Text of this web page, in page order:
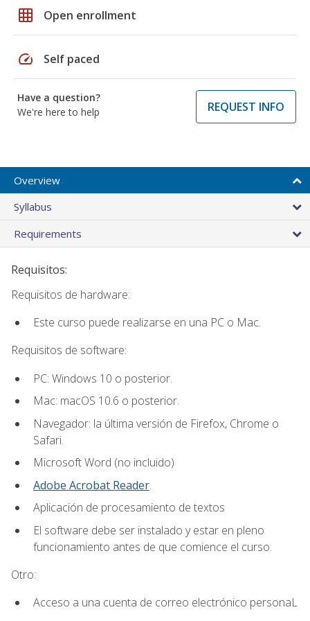
grid_on Open enrollment
speed Self paced
Have a question?
We're here to help
REQUEST INFO
Overview
Syllabus
Requirements
Requisitos:
Requisitos de hardware:
Este curso puede realizarse en una PC o Mac.
Requisitos de software:
PC: Windows 10 o posterior.
Mac: macOS 10.6 o posterior.
Navegador: la última versión de Firefox, Chrome o
Safari.
Microsoft Word (no incluido)
Adobe Acrobat Reader.
Aplicación de procesamiento de textos
El software debe ser instalado y estar en pleno
funcionamiento antes de que comience el curso.
Otro:
Acceso a una cuenta de correo electrónico personaL